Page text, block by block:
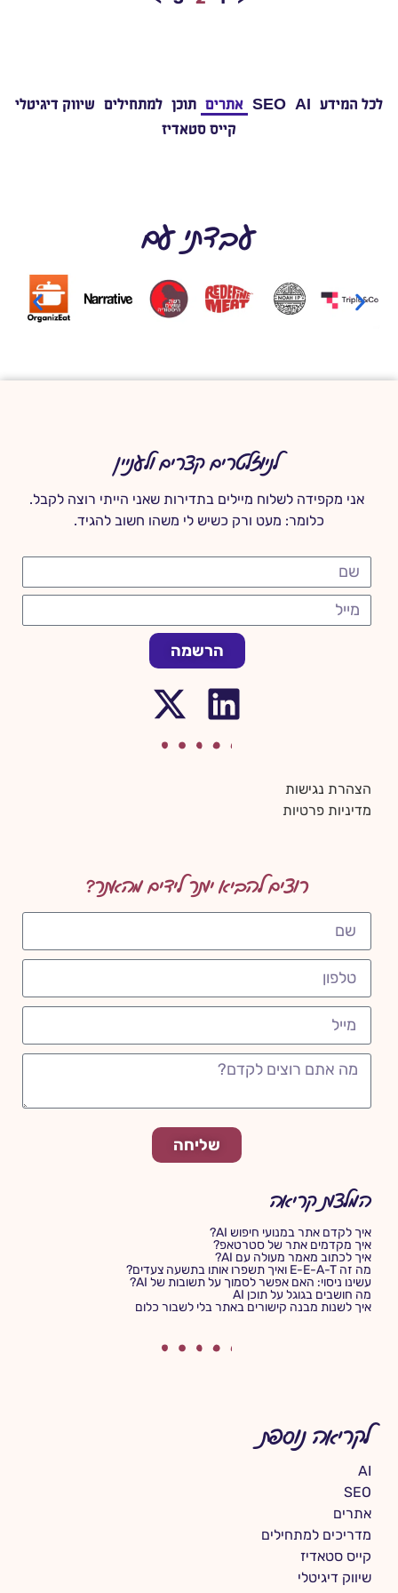
לכל המידע AI
SEO אתרים תוכן למתחילים שיווק דיגיטלי
קייס סטאדיז
עבדתי עם
המלצות קריאה
איך לקדם אתר במנועי חיפוש AI?
איך מקדמים אתר של סטרטאפ?
איך לכתוב מאמר מעולה עם AI?
מה זה E-E-A-T ואיך תשפרו אותו בתשעה צעדים?
עשינו ניסוי: האם אפשר לסמוך על תשובות של AI?
מה חושבים בגוגל על תוכן AI
איך לשנות מבנה קישורים באתר בלי לשבור כלום
לקריאה נוספת
AI
SEO
אתרים
מדריכים למתחילים
קייס סטאדיז
שיווק דיגיטלי
רוצים להביא יותר לידים מהאתר?
שליחה
לניוזלטרים קצרים ולעניין
אני מקפידה לשלוח מיילים בתדירות שאני הייתי רוצה לקבל.
כלומר: מעט ורק כשיש לי משהו חשוב להגיד.
הרשמה
הצהרת נגישות
מדיניות פרטיות